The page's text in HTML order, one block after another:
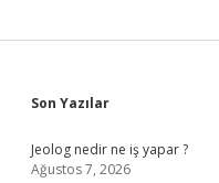
Sidebar
Son Yazılar
Jeolog nedir ne iş yapar ?
Ağustos 7, 2026